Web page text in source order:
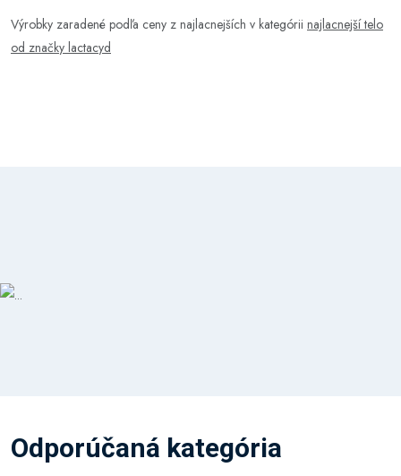
Výrobky zaradené podľa ceny z najlacnejších v kategórii najlacnejší telo
od značky lactacyd
Odporúčaná kategória